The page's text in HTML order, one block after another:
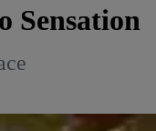
Sensation